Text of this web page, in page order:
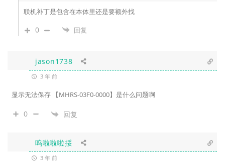
联机补丁是包含在本体里还是要额外找
0 回复
jason1738
3 年 前
显示无法保存 【MHRS-03F0-0000】是什么问题啊
0 回复
呜啦啦啦挼
3 年 前